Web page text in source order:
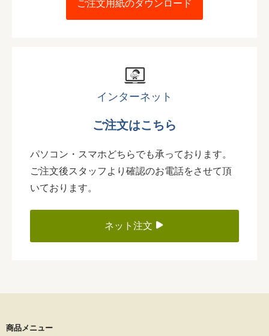
ご注文用紙のダウンロード
インターネット
ご注文はこちら
パソコン・スマホどちらでも承っております。
ご注文後スタッフより確認のお電話をさせて頂
いております。
ネット注文
商品メニュー